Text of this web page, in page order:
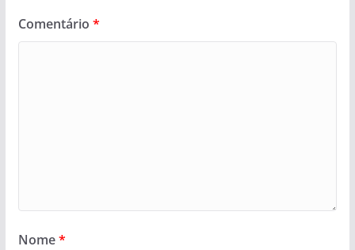
Comentário *
Nome*